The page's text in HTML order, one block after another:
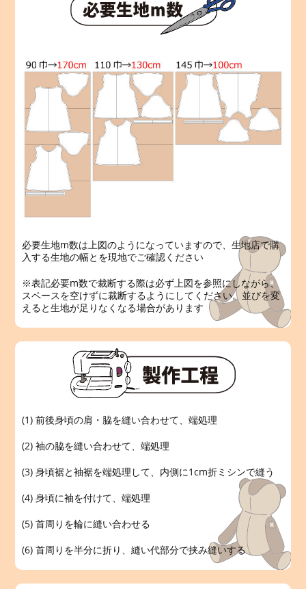
必要生地m数は上図のようになっていますので、生地店で購
入する生地の幅とを現地でご確認ください
※表記必要m数で裁断する際は必ず上図を参照にしながら、
スペースを空けずに裁断するようにしてください。並びを変
えると生地が足りなくなる場合があります
(1) 前後身頃の肩・脇を縫い合わせて、端処理
(2) 袖の脇を縫い合わせて、端処理
(3) 身頃裾と袖裾を端処理して、内側に1cm折ミシンで縫う
(4) 身頃に袖を付けて、端処理
(5) 首周りを輪に縫い合わせる
(6) 首周りを半分に折り、縫い代部分で挟み縫いする